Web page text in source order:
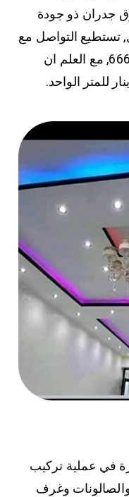
جدران ذو جودة
تستطيع التواصل مع
صباغ بالكويت على الرقم 66616884, مع العلم ان
في عملية تركيب
وغرف